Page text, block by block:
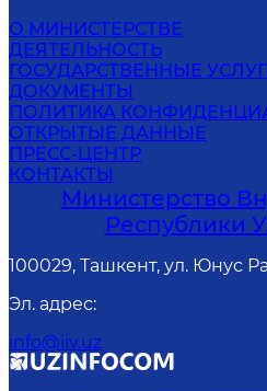
О МИНИСТЕРСТВЕ
ДЕЯТЕЛЬНОСТЬ
ГОСУДАРСТВЕННЫЕ
ДОКУМЕНТЫ
ПОЛИТИКА
ОТКРЫТЫЕ ДАННЫЕ
ПРЕСС-ЦЕНТР
КОНТАКТЫ
Министерство
Республики
100029, Ташкент, ул. Юнус
Эл. адрес:
info@iiv.uz